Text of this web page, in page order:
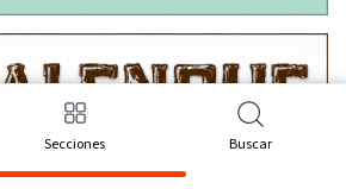
Secciones Buscar